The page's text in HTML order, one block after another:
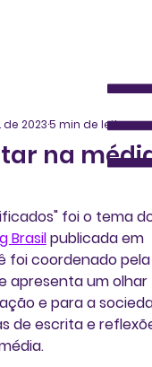
na
de 20235 min de leitura
foi o tema
Brasil publicada em
foi coordenado
apresenta um
e para a
de escrita e